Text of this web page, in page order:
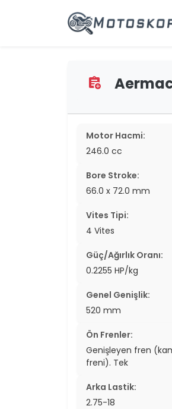
assignment_add
Motor Hacmi:
246.0 cc
Bore Stroke:
66.0 x 72.0 mm
Vites Tipi:
4 Vites
Güç/Ağırlık Oranı:
0.2255 HP/kg
Genel Genişlik:
520 mm
Ön Frenler:
Genişleyen fren
freni). Tek
Arka Lastik:
2.75-18